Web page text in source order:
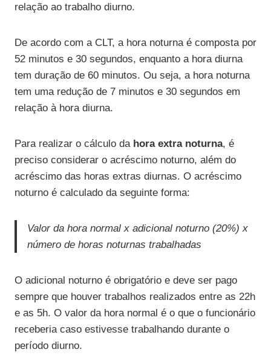
relação ao trabalho diurno.
De acordo com a CLT, a hora noturna é composta por
52 minutos e 30 segundos, enquanto a hora diurna
tem duração de 60 minutos. Ou seja, a hora noturna
tem uma redução de 7 minutos e 30 segundos em
relação à hora diurna.
Para realizar o cálculo da hora extra noturna, é
preciso considerar o acréscimo noturno, além do
acréscimo das horas extras diurnas. O acréscimo
noturno é calculado da seguinte forma:
Valor da hora normal x adicional noturno (20%) x
número de horas noturnas trabalhadas
O adicional noturno é obrigatório e deve ser pago
sempre que houver trabalhos realizados entre as 22h
e as 5h. O valor da hora normal é o que o funcionário
receberia caso estivesse trabalhando durante o
período diurno.